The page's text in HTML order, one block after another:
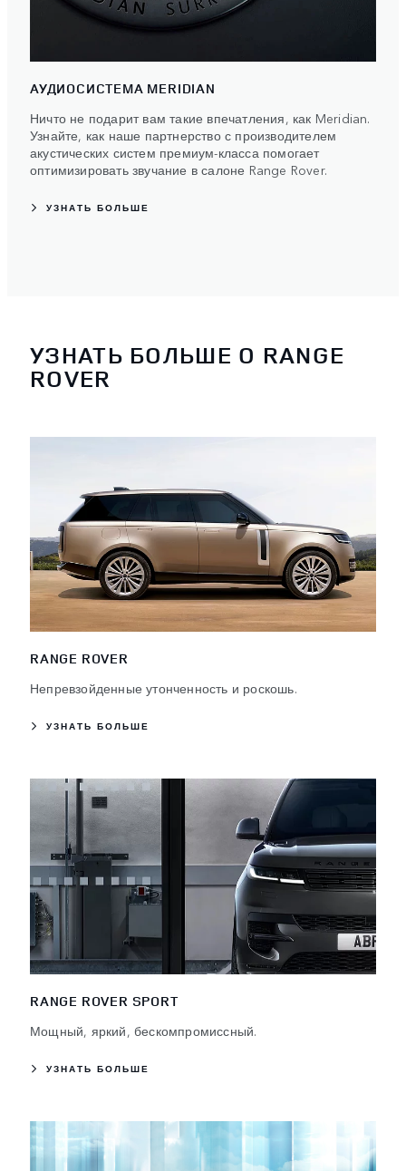
АУДИОСИСТЕМА MERIDIAN
Ничто не подарит вам такие впечатления, как Meridian.
Узнайте, как наше партнерство с производителем
акустических систем премиум-класса помогает
оптимизировать звучание в салоне Range Rover.
УЗНАТЬ БОЛЬШЕ
УЗНАТЬ БОЛЬШЕ О RANGE
ROVER
RANGE ROVER
Непревзойденные утонченность и роскошь.
УЗНАТЬ БОЛЬШЕ
RANGE ROVER SPORT
Мощный, яркий, бескомпромиссный.
УЗНАТЬ БОЛЬШЕ